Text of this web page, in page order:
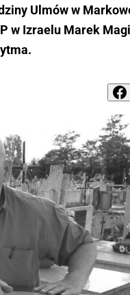
Ulmów w
w Izraelu Marek